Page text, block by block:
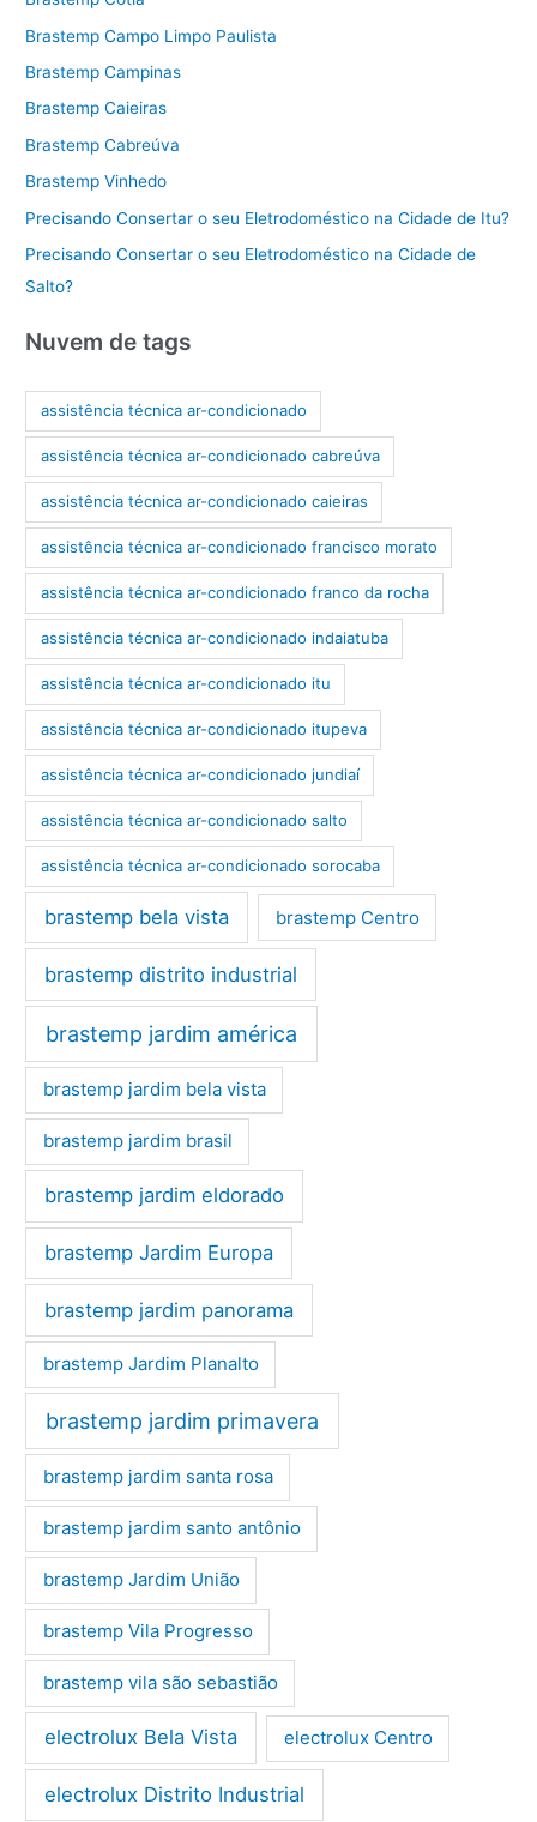
Brastemp Campo Limpo Paulista
Brastemp Campinas
Brastemp Caieiras
Brastemp Cabreúva
Brastemp Vinhedo
Precisando Consertar o seu Eletrodoméstico na Cidade de Itu?
Precisando Consertar o seu Eletrodoméstico na Cidade de
Salto?
Nuvem de tags
assistência técnica ar-condicionado
assistência técnica ar-condicionado cabreúva
assistência técnica ar-condicionado caieiras
assistência técnica ar-condicionado francisco morato
assistência técnica ar-condicionado franco da rocha
assistência técnica ar-condicionado indaiatuba
assistência técnica ar-condicionado itu
assistência técnica ar-condicionado itupeva
assistência técnica ar-condicionado jundiaí
assistência técnica ar-condicionado salto
assistência técnica ar-condicionado sorocaba
brastemp bela vista brastemp Centro
brastemp distrito industrial
brastemp jardim américa
brastemp jardim bela vista
brastemp jardim brasil
brastemp jardim eldorado
brastemp Jardim Europa
brastemp jardim panorama
brastemp Jardim Planalto
brastemp jardim primavera
brastemp jardim santa rosa
brastemp jardim santo antônio
brastemp Jardim União
brastemp Vila Progresso
brastemp vila são sebastião
electrolux Bela Vista electrolux Centro
electrolux Distrito Industrial